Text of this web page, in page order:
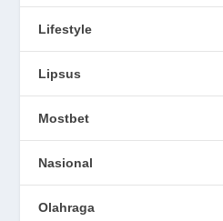
Lifestyle
Lipsus
Mostbet
Nasional
Olahraga